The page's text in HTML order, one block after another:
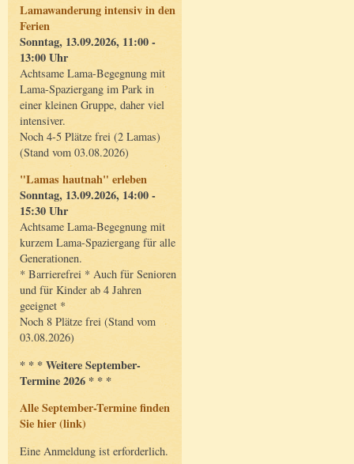
Lamawanderung intensiv in den
Ferien
Sonntag, 13.09.2026, 11:00 -
13:00 Uhr
Achtsame Lama-Begegnung mit
Lama-Spaziergang im Park in
einer kleinen Gruppe, daher viel
intensiver.
Noch 4-5 Plätze frei (2 Lamas)
(Stand vom 03.08.2026)
"Lamas hautnah" erleben
Sonntag, 13.09.2026, 14:00 -
15:30 Uhr
Achtsame Lama-Begegnung mit
kurzem Lama-Spaziergang für alle
Generationen.
* Barrierefrei * Auch für Senioren
und für Kinder ab 4 Jahren
geeignet *
Noch 8 Plätze frei (Stand vom
03.08.2026)
* * * Weitere September-
Termine 2026 * * *
Alle September-Termine finden
Sie hier (link)
Eine Anmeldung ist erforderlich.